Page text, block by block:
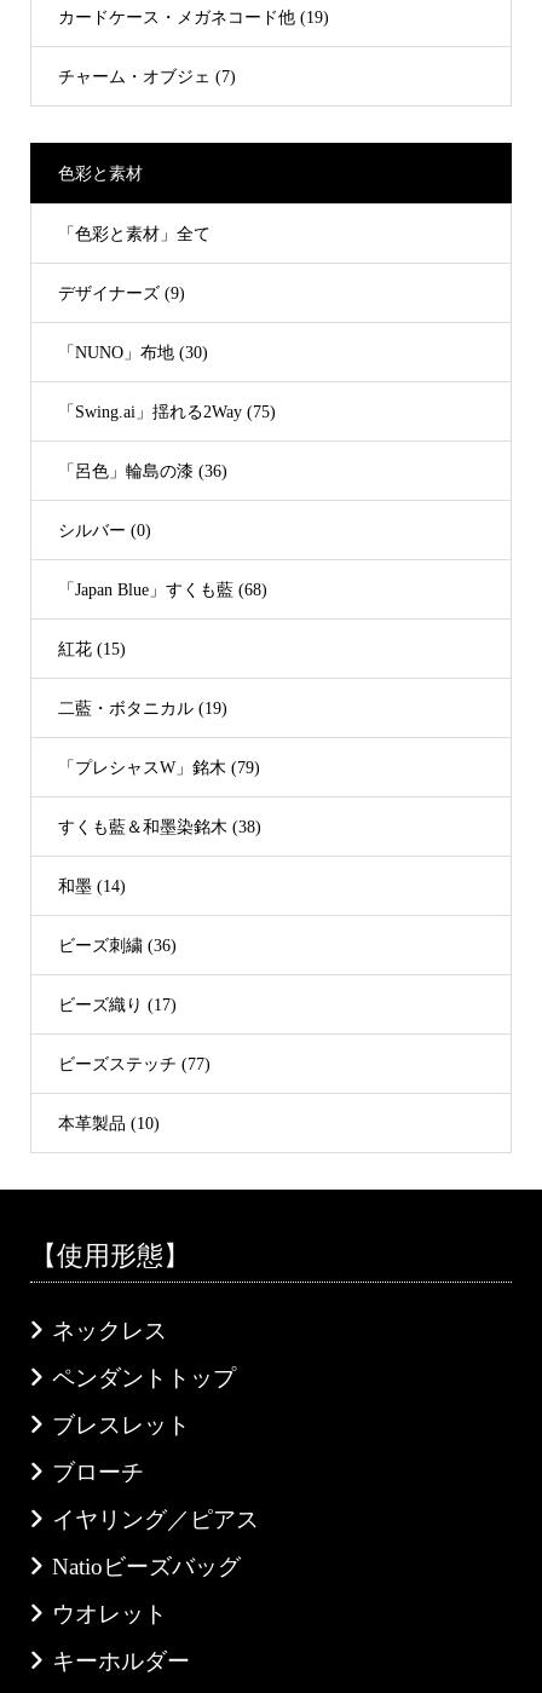
カードケース・メガネコード他 (19)
チャーム・オブジェ (7)
色彩と素材
「色彩と素材」全て
デザイナーズ (9)
「NUNO」布地 (30)
「Swing.ai」揺れる2Way (75)
「呂色」輪島の漆 (36)
シルバー (0)
「Japan Blue」すくも藍 (68)
紅花 (15)
二藍・ボタニカル (19)
「プレシャスW」銘木 (79)
すくも藍＆和墨染銘木 (38)
和墨 (14)
ビーズ刺繍 (36)
ビーズ織り (17)
ビーズステッチ (77)
本革製品 (10)
【使用形態】
ネックレス
ペンダントトップ
ブレスレット
ブローチ
イヤリング／ピアス
Natioビーズバッグ
ウオレット
キーホルダー